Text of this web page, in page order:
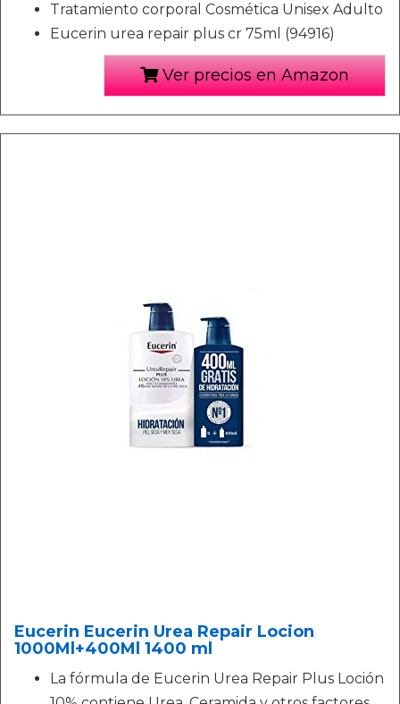
Tratamiento corporal Cosmética Unisex Adulto
Eucerin urea repair plus cr 75ml (94916)
Ver precios en Amazon
Eucerin Eucerin Urea Repair Locion
1000Ml+400Ml 1400 ml
La fórmula de Eucerin Urea Repair Plus Loción